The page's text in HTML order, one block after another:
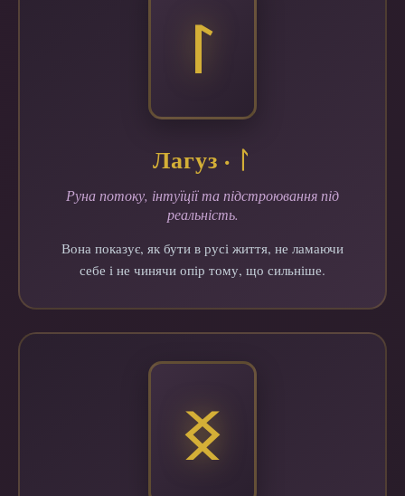
ᛚ
Лагуз · ᛚ
Руна потоку, інтуїції та підстроювання під
реальність.
Вона показує, як бути в русі життя, не ламаючи
себе і не чинячи опір тому, що сильніше.
ᛝ